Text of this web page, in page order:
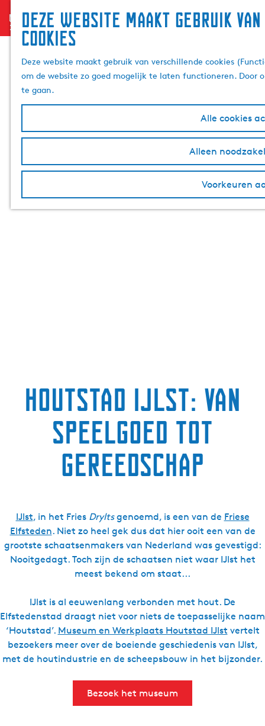
Deze website maakt gebruik
cookies
Deze website maakt gebruik van verschillende cookies
om de website zo goed mogelijk te laten functioneren. Door
te gaan.
Alle cookies
Alleen
Voorkeuren
menu
G
a
a
a
r
h
m
p
a
Houtstad IJlst: van
speelgoed tot
gereedschap
IJlst, in het Fries Dryltsgenoemd, is een van de Friese
Elfsteden. Niet zo heel gek dus dat hier ooit een van de
grootste schaatsenmakers van Nederland was gevestigd:
Nooitgedagt. Toch zijn de schaatsen niet waar IJlst het
meest bekend om staat...
IJlst is al eeuwenlang verbonden met hout. De
Elfstedenstad draagt niet voor niets de toepasselijke naam
‘Houtstad’. Museum en Werkplaats Houtstad IJlst vertelt
bezoekers meer over de boeiende geschiedenis van IJlst,
met de houtindustrie en de scheepsbouw in het bijzonder.
Bezoek het museum